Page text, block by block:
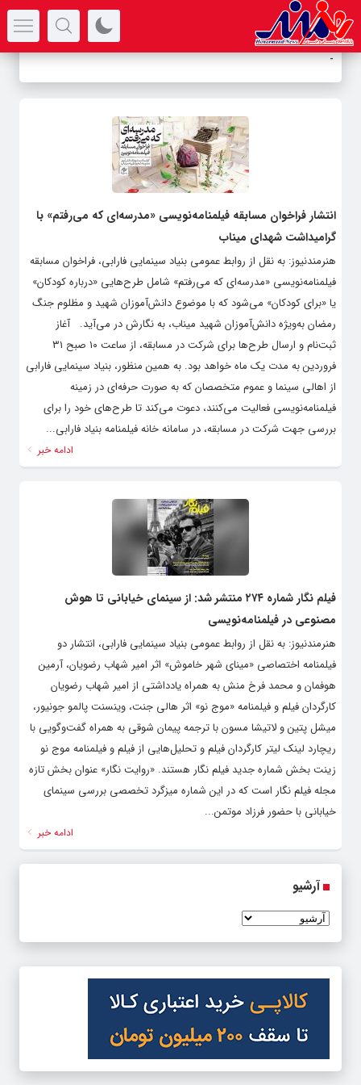
نام_
انتشار فراخوان مسابقه فیلمنامه‌نویسی «مدرسه‌ای که می‌رفتم» با
گرامیداشت شهدای میناب
هنرمندنیوز: به نقل از روابط عمومی بنیاد سینمایی فارابی، فراخوان مسابقه
فیلمنامه‌نویسی «مدرسه‌ای که می‌رفتم» شامل طرح‌هایی «درباره کودکان»
یا «برای کودکان» می‌شود که با موضوع دانش‌آموزان شهید و مظلوم جنگ
رمضان به‌ویژه دانش‌آموزان شهید میناب، به نگارش در می‌آید. آغاز
ثبت‌نام و ارسال طرح‌ها برای شرکت در مسابقه، از ساعت ۱۰ صبح ۳۱
فروردین به مدت یک ماه خواهد بود. به همین منظور، بنیاد سینمایی فارابی
از اهالی سینما و عموم متخصصان که به صورت حرفه‌ای در زمینه
فیلمنامه‌نویسی فعالیت می‌کنند، دعوت می‌کند تا طرح‌های خود را برای
بررسی جهت شرکت در مسابقه، در سامانه خانه فیلمنامه بنیاد فارابی...
ادامه خبر
فیلم نگار شماره ۲۷۴ منتشر شد: از سینمای خیابانی تا هوش
مصنوعی در فیلمنامه‌نویسی
هنرمندنیوز: به نقل از روابط عمومی بنیاد سینمایی فارابی، انتشار دو
فیلمنامه اختصاصی «مینای شهر خاموش» اثر امیر شهاب رضویان، آرمین
هوفمان و محمد فرخ منش به همراه یادداشتی از امیر شهاب رضویان
کارگردان فیلم و فیلمنامه «موج نو» اثر هالی جنت، وینسنت پالمو جونیور،
میشل پتین و لاتیشا مسون با ترجمه پیمان شوقی به همراه گفت‌وگویی با
ریچارد لینک لیتر کارگردان فیلم و تحلیل‌هایی از فیلم و فیلمنامه موج نو
زینت بخش شماره جدید فیلم نگار هستند. «روایت نگار» عنوان بخش تازه
مجله فیلم نگار است که در این شماره میزگرد تخصصی بررسی سینمای
خیابانی با حضور فرزاد موتمن...
ادامه خبر
آرشیو